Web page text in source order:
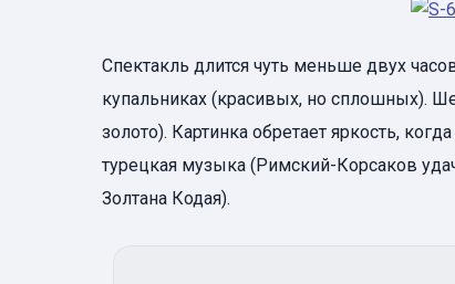
Спектакль длится чуть меньше двух
купальниках (красивых, но сплошных).
золото). Картинка обретает яркость,
турецкая музыка (Римский-Корсаков
Золтана Кодая).